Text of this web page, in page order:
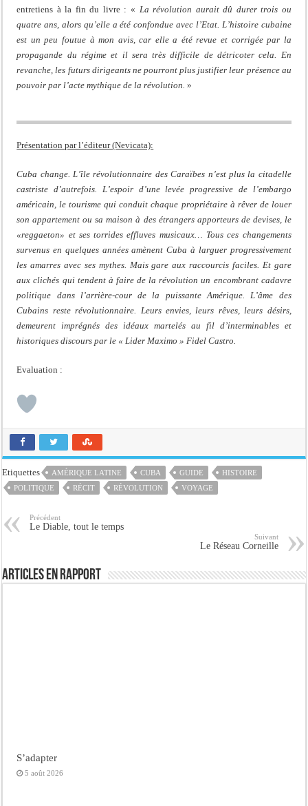
entretiens à la fin du livre : « La révolution aurait dû durer trois ou
quatre ans, alors qu’elle a été confondue avec l’Etat. L’histoire cubaine
est un peu foutue à mon avis, car elle a été revue et corrigée par la
propagande du régime et il sera très difficile de détricoter cela. En
revanche, les futurs dirigeants ne pourront plus justifier leur présence au
pouvoir par l’acte mythique de la révolution.»
Présentation par l’éditeur (Nevicata):
Cuba change. L’île révolutionnaire des Caraïbes n’est plus la citadelle
castriste d’autrefois. L’espoir d’une levée progressive de l’embargo
américain, le tourisme qui conduit chaque propriétaire à rêver de louer
son appartement ou sa maison à des étrangers apporteurs de devises, le
«reggaeton» et ses torrides effluves musicaux… Tous ces changements
survenus en quelques années amènent Cuba à larguer progressivement
les amarres avec ses mythes. Mais gare aux raccourcis faciles. Et gare
aux clichés qui tendent à faire de la révolution un encombrant cadavre
politique dans l’arrière-cour de la puissante Amérique. L’âme des
Cubains reste révolutionnaire. Leurs envies, leurs rêves, leurs désirs,
demeurent imprégnés des idéaux martelés au fil d’interminables et
historiques discours par le « Lider Maximo » Fidel Castro.
Evaluation :
Etiquettes AMÉRIQUE LATINE CUBA GUIDE
HISTOIRE
POLITIQUE
RÉCIT RÉVOLUTION VOYAGE
Précédent
Le Diable, tout le temps
Suivant
Le Réseau Corneille
Articles en rapport
S’adapter
5 août 2026